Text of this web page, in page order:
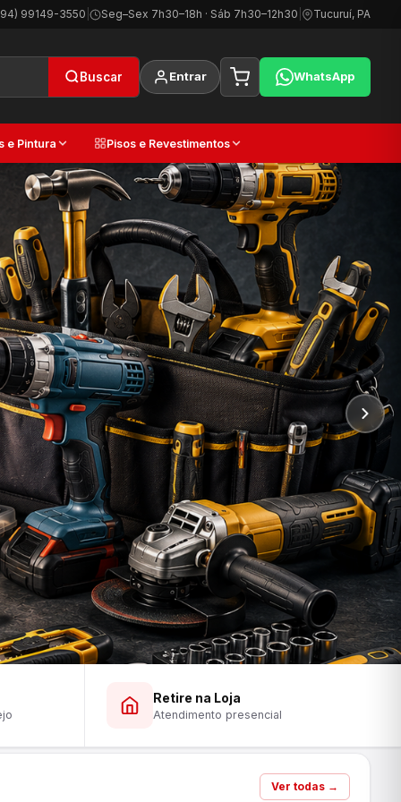
99149-3550 | Seg–Sex 7h30–18h · Sáb 7h30–12h30 Tucuruí, PA
Buscar Entrar WhatsApp
e Pintura Pisos e Revestimentos
Retire na Loja
Atendimento presencial
Ver todas →